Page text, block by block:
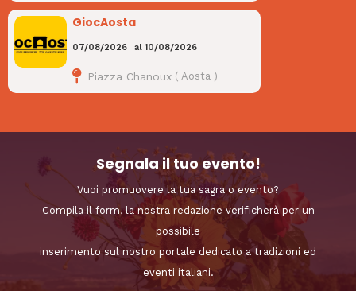
GiocAosta
07/08/2026 al10/08/2026
Piazza Chanoux (Aosta )
Segnala il tuo evento!
Vuoi promuovere la tua sagra o evento?
Compila il form, la nostra redazione verificherà per un
possibile
inserimento sul nostro portale dedicato a tradizioni ed
eventi italiani.